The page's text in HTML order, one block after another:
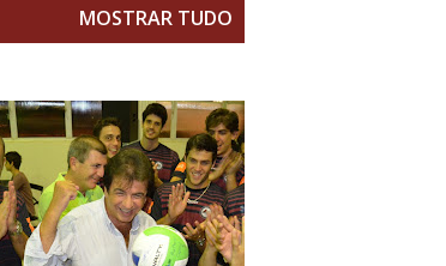
MOSTRAR TUDO